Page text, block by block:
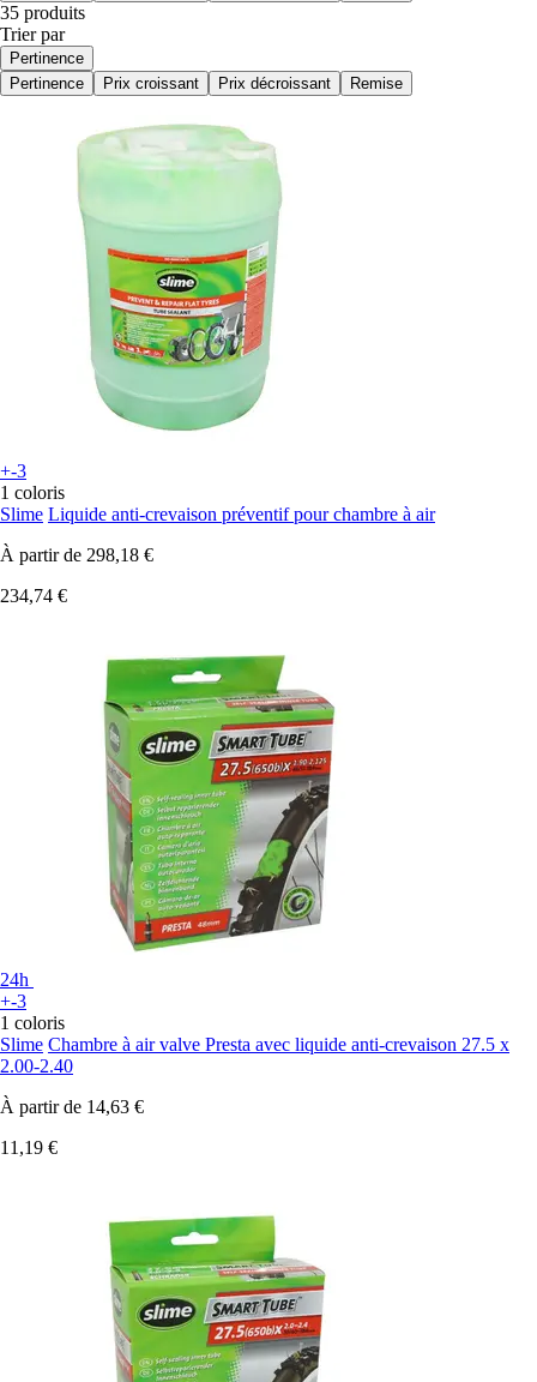
35 produits
Trier par
Pertinence
Pertinence
Prix croissant Prix décroissant Remise
+-3
1 coloris
Slime Liquide anti-crevaison préventif pour chambre à air
À partir de 298,18 €
234,74 €
24h
+-3
1 coloris
Slime Chambre à air valve Presta avec liquide anti-crevaison 27.5 x
2.00-2.40
À partir de 14,63 €
11,19 €